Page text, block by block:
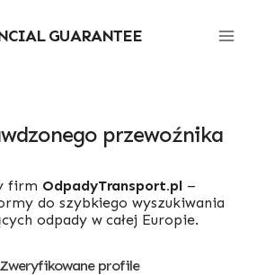
GUARANTEE
przewoźnika
firm OdpadyTransport.pl–
do szybkiego wyszukiwania
odpady w całej Europie.
Zweryfikowane profile